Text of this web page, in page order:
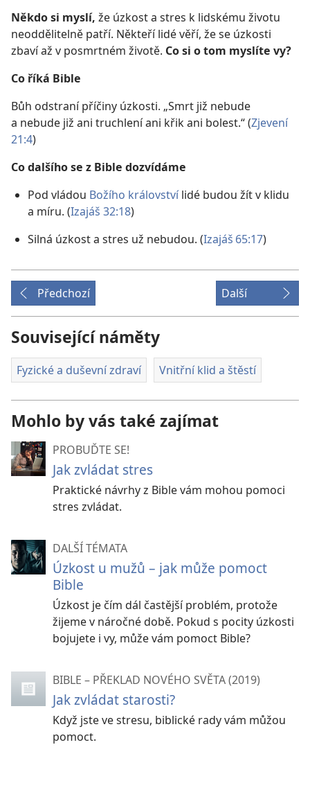
Někdo si myslí, že úzkost a stres k lidskému životu
neoddělitelně patří. Někteří lidé věří, že se úzkosti
zbaví až v posmrtném životě. Co si o tom myslíte vy?
Co říká Bible
Bůh odstraní příčiny úzkosti. „Smrt již nebude
a nebude již ani truchlení ani křik ani bolest.“ (Zjevení
21:4)
Co dalšího se z Bible dozvídáme
Pod vládou Božího královstvílidé budou žít v klidu
a míru. (Izajáš 32:18)
Silná úzkost a stres už nebudou. (Izajáš 65:17)
Předchozí Další
Související náměty
Fyzické a duševní zdraví Vnitřní klid a štěstí
Mohlo by vás také zajímat
PROBUĎTE SE!
Jak zvládat stres
Praktické návrhy z Bible vám mohou pomoci
stres zvládat.
DALŠÍ TÉMATA
Úzkost u mužů – jak může pomoct
Bible
Úzkost je čím dál častější problém, protože
žijeme v náročné době. Pokud s pocity úzkosti
bojujete i vy, může vám pomoct Bible?
BIBLE – PŘEKLAD NOVÉHO SVĚTA (2019)
Jak zvládat starosti?
Když jste ve stresu, biblické rady vám můžou
pomoct.